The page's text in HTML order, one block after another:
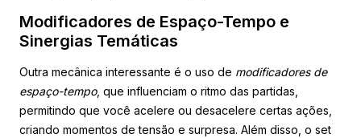
Modificadores de Espaço-Tempo e
Sinergias Temáticas
Outra mecânica interessante é o uso de modificadores de
espaço-tempo, que influenciam o ritmo das partidas,
permitindo que você acelere ou desacelere certas ações,
criando momentos de tensão e surpresa. Além disso, o set